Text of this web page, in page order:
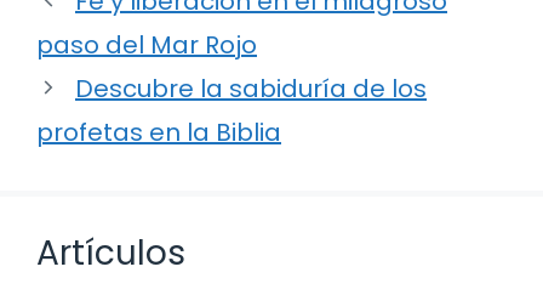
paso del Mar Rojo
Descubre la sabiduría de los
profetas en la Biblia
Artículos